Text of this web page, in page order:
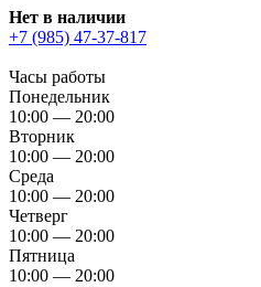
Нет в наличии
+7 (985) 47-37-817
Часы работы
Понедельник
10:00 — 20:00
Вторник
10:00 — 20:00
Среда
10:00 — 20:00
Четверг
10:00 — 20:00
Пятница
10:00 — 20:00